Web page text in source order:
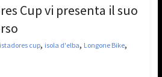
Cup vi presenta il suo
cup, isola d'elba, Longone Bike,